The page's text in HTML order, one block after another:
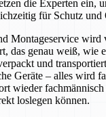
die Experten ein,
für Schutz und
Montageservice wird
das genau weiß, wie
und
Geräte – alles wird
wieder fachmännisch
loslegen können.